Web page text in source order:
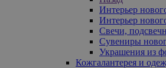
Интерьер
Интерьер
Свечи,
Сувениры
Украшения из
Кожгалантерея и